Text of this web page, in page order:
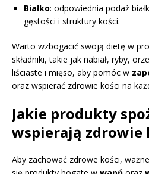
Białko: odpowiednia podaż
gęstości i struktury kości.
Warto wzbogacić swoją dietę w
składniki, takie jak nabiał, ryby,
liściaste i mięso, aby pomóc w
oraz wspierać zdrowie kości na
Jakie produkty
wspierają zdrowie
Aby zachować zdrowe kości,